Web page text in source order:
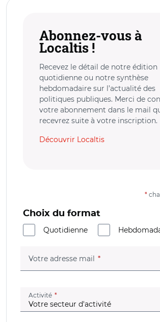
Abonnez-vous à
Localtis !
Recevez le détail de notre édition
quotidienne ou notre synthèse
hebdomadaire sur l’actualité des
politiques publiques. Merci de
votre abonnement dans le mail
recevrez suite à votre inscription.
Découvrir Localtis
*
Choix du format
Quotidienne
Votre adresse mail (champ
Activité (champ obligatoire)